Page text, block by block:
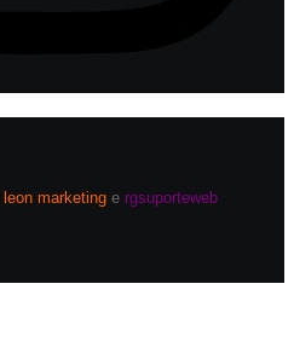
leon marketing e rgsuporteweb